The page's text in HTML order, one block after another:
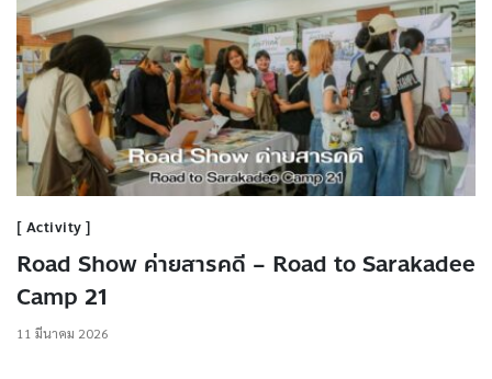
Activity
Road Show ค่ายสารคดี – Road to Sarakadee
Camp 21
11 มีนาคม 2026